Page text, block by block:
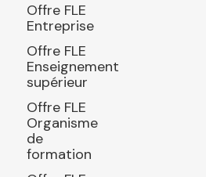
Offre FLE
Entreprise
Offre FLE
Enseignement
supérieur
Offre FLE
Organisme
de
formation